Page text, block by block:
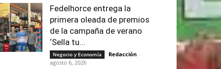
Fedelhorce entrega la
primera oleada de premios
de la campaña de verano
‘Sella tu...
Negocio y Economía Redacción -
agosto 6, 2026